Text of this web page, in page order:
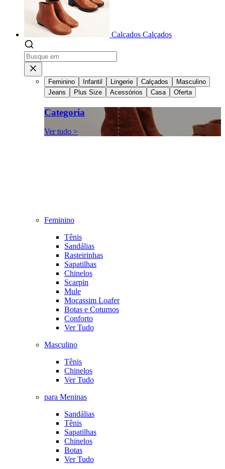
Calçados Calçados
Feminino Infantil Lingerie Calçados
Masculino
Jeans
Plus Size Acessórios Casa Oferta
Categoria
Ver tudo >
Feminino
Tênis
Sandálias
Rasteirinhas
Sapatilhas
Chinelos
Scarpin
Mule
Mocassim Loafer
Botas e Coturnos
Conforto
Ver Tudo
Masculino
Tênis
Chinelos
Ver Tudo
para Meninas
Sandálias
Tênis
Sapatilhas
Chinelos
Botas
Ver Tudo